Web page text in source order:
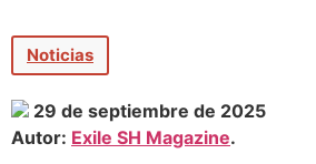
Noticias
29 de septiembre de 2025
Autor: Exile SH Magazine.